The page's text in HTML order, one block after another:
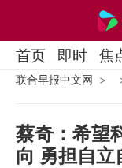
首页 即时 焦
联合早报中文网
蔡奇：希望
向 勇担自立